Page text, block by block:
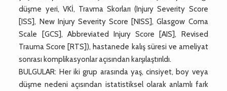
düşme yeri, VKİ, Travma Skorları (Injury Severity Score
[ISS], New Injury Severity Score [NISS], Glasgow Coma
Scale [GCS], Abbreviated Injury Score [AIS], Revised
Trauma Score [RTS]), hastanede kalış süresi ve ameliyat
sonrası komplikasyonlar açısından karşılaştırıldı.
BULGULAR: Her iki grup arasında yaş, cinsiyet, boy veya
düşme nedeni açısından istatistiksel olarak anlamlı fark